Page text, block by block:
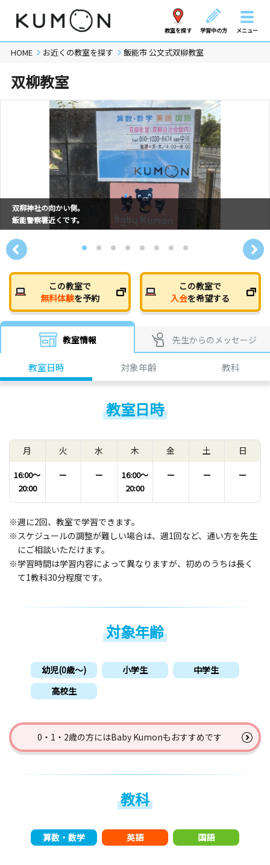
教室を探す 学習中の方 メニュー
HOME お近くの教室を探す 飯能市 公文式双柳教室
双柳教室
双柳神社の向かい側。
飯能警察署近くです。
この教室で
無料体験を予約
この教室で
入会を希望する
教室情報 先生からのメッセージ
教室日時 対象年齢 教科
教室日時
月
16:00〜
20:00
火
ー
水
ー
木
16:00〜
20:00
金
ー
土
ー
日
ー
※週に2回、教室で学習できます。
※スケジュールの調整が難しい場合は、週1回など、通い方を先生
にご相談いただけます。
※学習時間は学習内容によって異なりますが、初めのうちは長く
て1教科30分程度です。
対象年齢
幼児(0歳〜) 小学生
中学生
高校生
0・1・2歳の方にはBaby Kumonもおすすめです
教科
算数・数学 英語 国語